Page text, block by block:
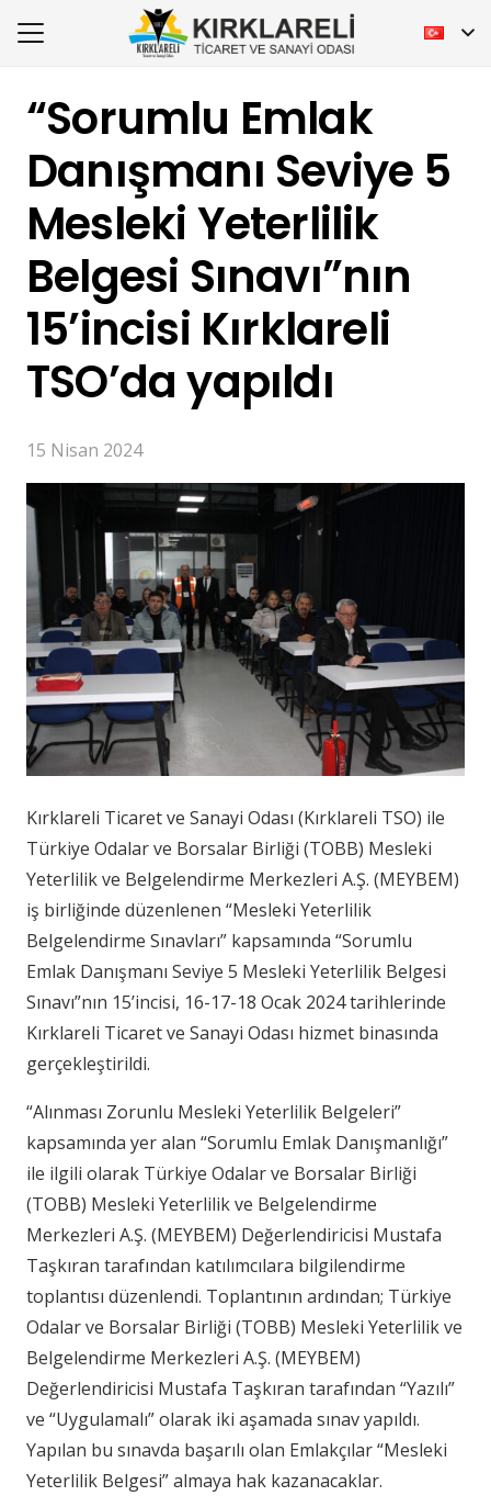
“Sorumlu Emlak
Danışmanı Seviye 5
Mesleki Yeterlilik
Belgesi Sınavı”nın
15’incisi Kırklareli
TSO’da yapıldı
15 Nisan 2024
Kırklareli Ticaret ve Sanayi Odası (Kırklareli TSO) ile
Türkiye Odalar ve Borsalar Birliği (TOBB) Mesleki
Yeterlilik ve Belgelendirme Merkezleri A.Ş. (MEYBEM)
iş birliğinde düzenlenen “Mesleki Yeterlilik
Belgelendirme Sınavları” kapsamında “Sorumlu
Emlak Danışmanı Seviye 5 Mesleki Yeterlilik Belgesi
Sınavı”nın 15’incisi, 16-17-18 Ocak 2024 tarihlerinde
Kırklareli Ticaret ve Sanayi Odası hizmet binasında
gerçekleştirildi.
“Alınması Zorunlu Mesleki Yeterlilik Belgeleri”
kapsamında yer alan “Sorumlu Emlak Danışmanlığı”
ile ilgili olarak Türkiye Odalar ve Borsalar Birliği
(TOBB) Mesleki Yeterlilik ve Belgelendirme
Merkezleri A.Ş. (MEYBEM) Değerlendiricisi Mustafa
Taşkıran tarafından katılımcılara bilgilendirme
toplantısı düzenlendi. Toplantının ardından; Türkiye
Odalar ve Borsalar Birliği (TOBB) Mesleki Yeterlilik ve
Belgelendirme Merkezleri A.Ş. (MEYBEM)
Değerlendiricisi Mustafa Taşkıran tarafından “Yazılı”
ve “Uygulamalı” olarak iki aşamada sınav yapıldı.
Yapılan bu sınavda başarılı olan Emlakçılar “Mesleki
Yeterlilik Belgesi” almaya hak kazanacaklar.